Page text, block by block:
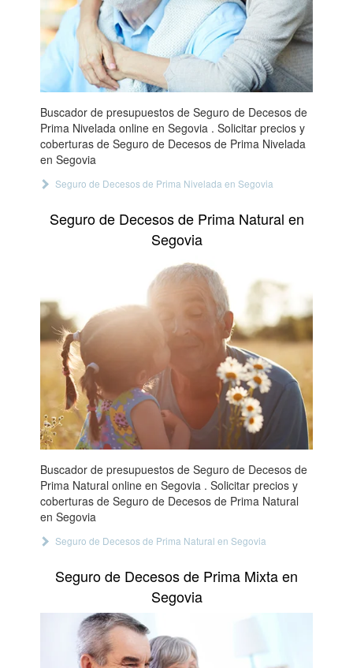
Buscador de presupuestos de Seguro de Decesos de
Prima Nivelada online en Segovia . Solicitar precios y
coberturas de Seguro de Decesos de Prima Nivelada
en Segovia
Seguro de Decesos de Prima Nivelada en Segovia
Seguro de Decesos de Prima Natural en
Segovia
Buscador de presupuestos de Seguro de Decesos de
Prima Natural online en Segovia . Solicitar precios y
coberturas de Seguro de Decesos de Prima Natural
en Segovia
Seguro de Decesos de Prima Natural en Segovia
Seguro de Decesos de Prima Mixta en
Segovia